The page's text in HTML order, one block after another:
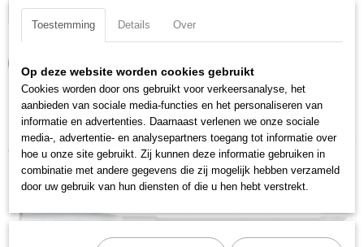
Specificaties
Productcode
21120
EAN code
Productcode leverancier
Ook interessant
Toestemming Details Over
Op deze website worden cookies gebruikt
Cookies worden door ons gebruikt voor verkeersanalyse, het
aanbieden van sociale media-functies en het personaliseren van
informatie en advertenties. Daarnaast verlenen we onze sociale
media-, advertentie- en analysepartners toegang tot informatie over
hoe u onze site gebruikt. Zij kunnen deze informatie gebruiken in
combinatie met andere gegevens die zij mogelijk hebben verzameld
door uw gebruik van hun diensten of die u hen hebt verstrekt.